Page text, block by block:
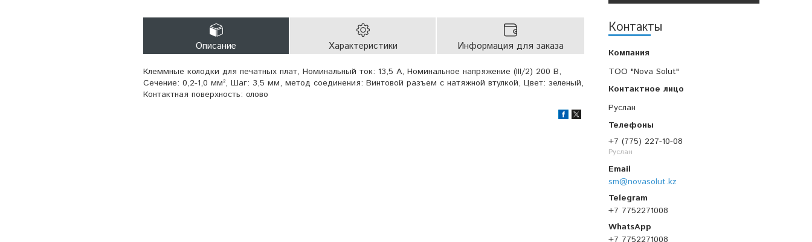
Контакты
TOO "Nova Solut"
Руслан
+7 (775) 227-10-08
Руслан
sm@novasolut.kz
+7 7752271008
+7 7752271008
Описание Характеристики Информация для заказа
Клеммные колодки для печатных плат, Номинальный ток: 13,5 А, Номинальное напряжение (III/2) 200 В,
Сечение: 0,2-1,0 мм², Шаг: 3,5 мм, метод соединения: Винтовой разъем с натяжной втулкой, Цвет: зеленый,
Контактная поверхность: олово